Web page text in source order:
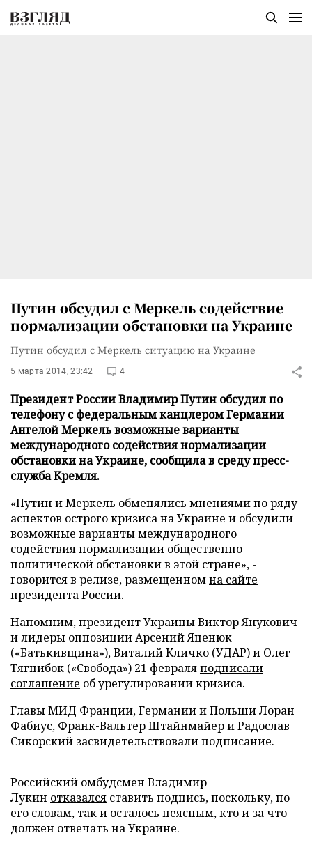
Путин обсудил с Меркель содействие
нормализации обстановки на Украине
Путин обсудил с Меркель ситуацию на Украине
5 марта 2014, 23:42 4
Президент России Владимир Путин обсудил по
телефону с федеральным канцлером Германии
Ангелой Меркель возможные варианты
международного содействия нормализации
обстановки на Украине, сообщила в среду пресс-
служба Кремля.
«Путин и Меркель обменялись мнениями по ряду
аспектов острого кризиса на Украине и обсудили
возможные варианты международного
содействия нормализации общественно-
политической обстановки в этой стране», -
говорится в релизе, размещенномна сайте
президента России.
Напомним, президент Украины Виктор Янукович
и лидеры оппозиции Арсений Яценюк
(«Батькивщина»), Виталий Кличко (УДАР) и Олег
Тягнибок («Свобода») 21 февраляподписали
соглашение об урегулировании кризиса.
Главы МИД Франции, Германии и Польши Лоран
Фабиус, Франк-Вальтер Штайнмайер и Радослав
Сикорский засвидетельствовали подписание.
Российский омбудсмен Владимир
Лукин отказался ставить подпись, поскольку, по
его словам, так и осталось неясным, кто и за что
должен отвечать на Украине.